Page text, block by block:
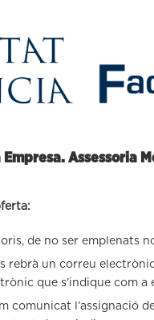
Assessoria
de no ser emplenats
rebrà un correu
que s’indique com
comunicat l’assignació